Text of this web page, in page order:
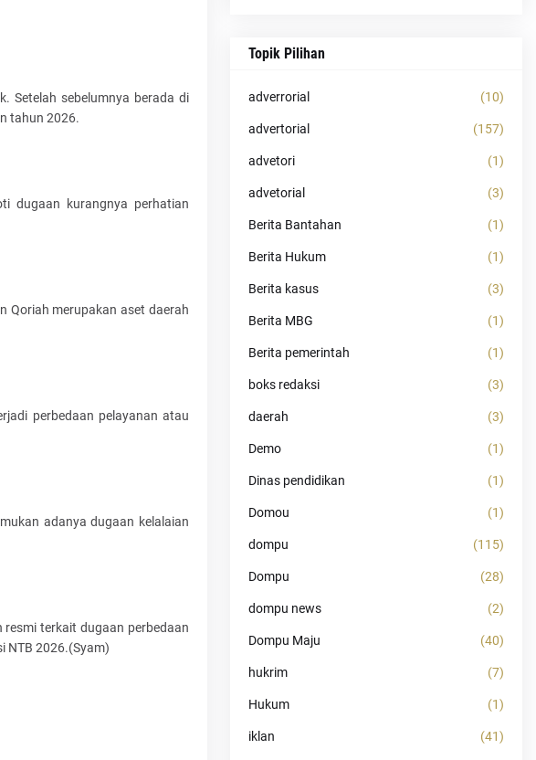
Setelah sebelumnya berada di
tahun 2026.
dugaan kurangnya perhatian
Qoriah merupakan aset daerah
perbedaan pelayanan atau
adanya dugaan kelalaian
terkait dugaan perbedaan
NTB 2026.(Syam)
Topik Pilihan
adverrorial (10)
advertorial (157)
advetori (1)
advetorial (3)
Berita Bantahan (1)
Berita Hukum (1)
Berita kasus (3)
Berita MBG (1)
Berita pemerintah (1)
boks redaksi (3)
daerah (3)
Demo (1)
Dinas pendidikan (1)
Domou (1)
dompu (115)
Dompu (28)
dompu news (2)
Dompu Maju (40)
hukrim (7)
Hukum (1)
iklan (41)